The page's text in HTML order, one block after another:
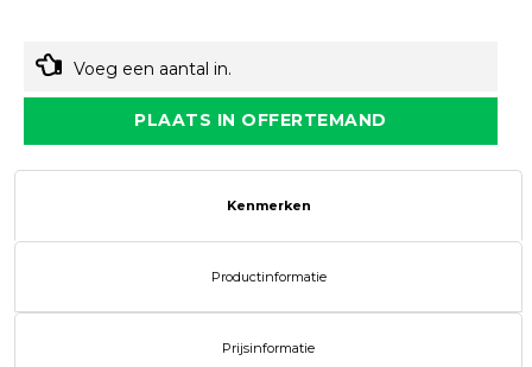
Voeg een aantal in.
PLAATS IN OFFERTEMAND
Kenmerken
Productinformatie
Prijsinformatie